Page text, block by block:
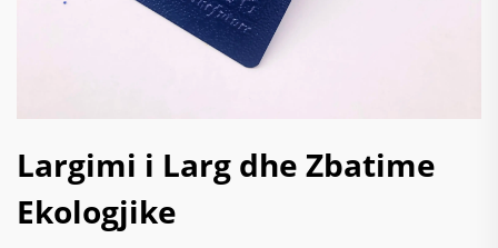
Largimi i Larg dhe Zbatime
Ekologjike